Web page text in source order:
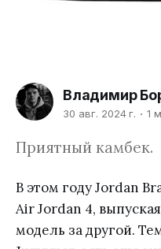
Владимир
30 авг. 2024 г. 1
Приятный камбек.
В этом году Jordan
Air Jordan 4,
модель за другой.